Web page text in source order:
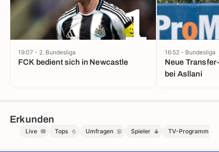
1
FCK bedient sich in Newcastle
19:07 - 2. Bundesliga
Neue
bei Asllani
16:52 - Bundesliga
Erkunden
Live Tops Umfragen Spieler TV-Programm